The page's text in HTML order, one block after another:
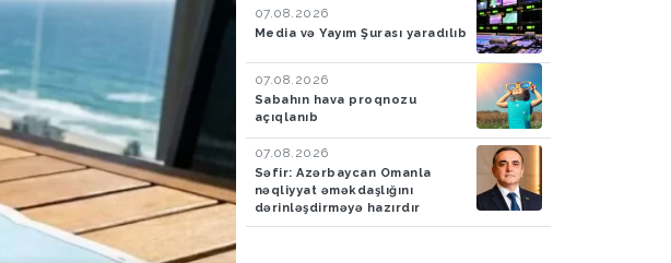
07.08.2026
Media və Yayım Şurası yaradılıb
07.08.2026
Sabahın hava proqnozu
açıqlanıb
07.08.2026
Səfir: Azərbaycan Omanla
nəqliyyat əməkdaşlığını
dərinləşdirməyə hazırdır